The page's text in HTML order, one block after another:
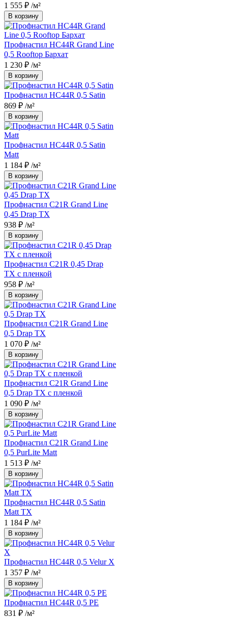
1 555 ₽ /м²
В корзину
Профнастил НС44R Grand Line
0,5 Rooftop Бархат
1 230 ₽ /м²
В корзину
Профнастил НС44R 0,5 Satin
869 ₽ /м²
В корзину
Профнастил НС44R 0,5 Satin
Matt
1 184 ₽ /м²
В корзину
Профнастил С21R Grand Line
0,45 Drap TX
938 ₽ /м²
В корзину
Профнастил С21R 0,45 Drap
TX с пленкой
958 ₽ /м²
В корзину
Профнастил С21R Grand Line
0,5 Drap TX
1 070 ₽ /м²
В корзину
Профнастил С21R Grand Line
0,5 Drap TX с пленкой
1 090 ₽ /м²
В корзину
Профнастил С21R Grand Line
0,5 PurLite Matt
1 513 ₽ /м²
В корзину
Профнастил НС44R 0,5 Satin
Matt TX
1 184 ₽ /м²
В корзину
Профнастил НС44R 0,5 Velur X
1 357 ₽ /м²
В корзину
Профнастил НС44R 0,5 PE
831 ₽ /м²